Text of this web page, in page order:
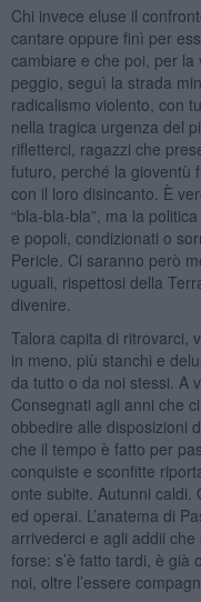
Chi invece eluse il
cantare oppure finì per
cambiare e che poi, per la
peggio, seguì la strada
radicalismo violento, con
nella tragica urgenza del
rifletterci, ragazzi che
futuro, perché la gioventù
con il loro disincanto. È
“bla-bla-bla”, ma la
e popoli, condizionati o
Pericle. Ci saranno però
uguali, rispettosi della
divenire.
Talora capita di ritrovarci,
in meno, più stanchi e
da tutto o da noi stessi. A
Consegnati agli anni che
obbedire alle disposizioni
che il tempo è fatto per
conquiste e sconfitte
onte subite. Autunni caldi.
ed operai. L’anatema di
arrivederci e agli addii
forse: s’è fatto tardi, è già
noi, oltre l’essere